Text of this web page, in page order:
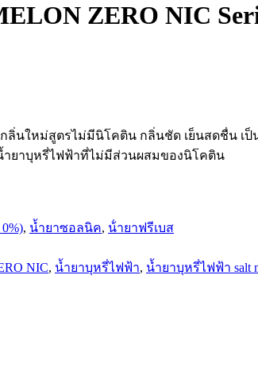
ZERO NIC
ลิ่นใหม่สูตรไม่มีนิโคติน กลิ่นชัด เย็นสดชื่น เ
ำยาบุหรี่ไฟฟ้าที่ไม่มีส่วนผสมของนิโคติน
, น้ำยาซอลนิค, น้ํายาฟรีเบส
NIC, น้ำยาบุหรี่ไฟฟ้า, น้ำยาบุหรี่ไฟฟ้า salt